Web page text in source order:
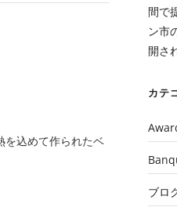
を込めて作られたベ
間で
ン市
開さ
カテ
ブロ